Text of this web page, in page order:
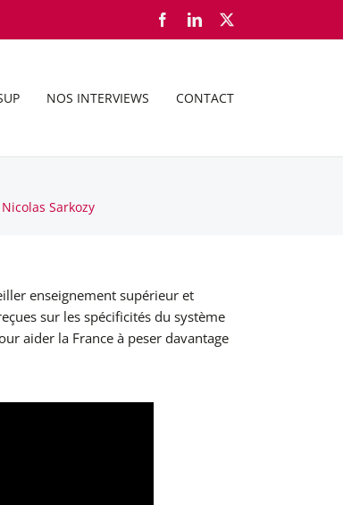
FacebookLinkedIn
NOS INTERVIEWS CONTACT
Sarkozy
enseignement supérieur et
sur les spécificités du système
aider la France à peser davantage